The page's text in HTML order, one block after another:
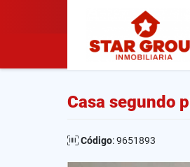
Casa segundo
Código: 9651893